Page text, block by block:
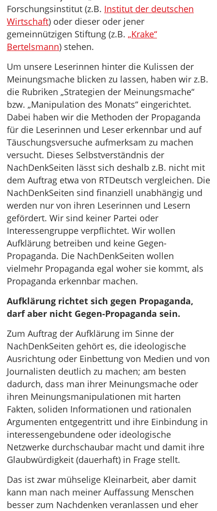
Forschungsinstitut (z.B. Institut der deutschen
Wirtschaft) oder dieser oder jener
gemeinnützigen Stiftung (z.B. „Krake“
Bertelsmann) stehen.
Um unsere Leserinnen hinter die Kulissen der
Meinungsmache blicken zu lassen, haben wir z.B.
die Rubriken „Strategien der Meinungsmache“
bzw. „Manipulation des Monats“ eingerichtet.
Dabei haben wir die Methoden der Propaganda
für die Leserinnen und Leser erkennbar und auf
Täuschungsversuche aufmerksam zu machen
versucht. Dieses Selbstverständnis der
NachDenkSeiten lässt sich deshalb z.B. nicht mit
dem Auftrag etwa von RTDeutsch vergleichen. Die
NachDenkSeiten sind finanziell unabhängig und
werden nur von ihren Leserinnen und Lesern
gefördert. Wir sind keiner Partei oder
Interessengruppe verpflichtet. Wir wollen
Aufklärung betreiben und keine Gegen-
Propaganda. Die NachDenkSeiten wollen
vielmehr Propaganda egal woher sie kommt, als
Propaganda erkennbar machen.
Aufklärung richtet sich gegen Propaganda,
darf aber nicht Gegen-Propaganda sein.
Zum Auftrag der Aufklärung im Sinne der
NachDenkSeiten gehört es, die ideologische
Ausrichtung oder Einbettung von Medien und von
Journalisten deutlich zu machen; am besten
dadurch, dass man ihrer Meinungsmache oder
ihren Meinungsmanipulationen mit harten
Fakten, soliden Informationen und rationalen
Argumenten entgegentritt und ihre Einbindung in
interessengebundene oder ideologische
Netzwerke durchschaubar macht und damit ihre
Glaubwürdigkeit (dauerhaft) in Frage stellt.
Das ist zwar mühselige Kleinarbeit, aber damit
kann man nach meiner Auffassung Menschen
besser zum Nachdenken veranlassen und eher